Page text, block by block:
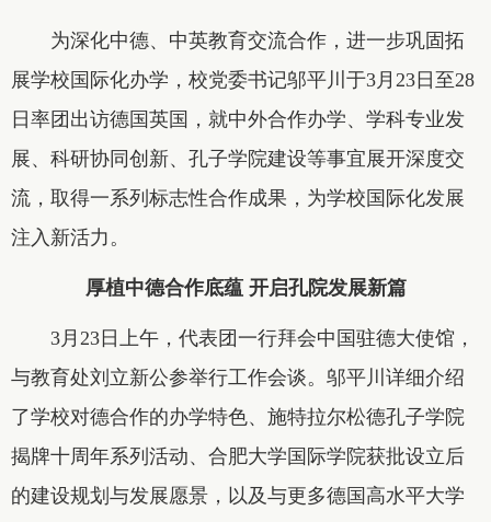
为深化中德、中英教育交流合作，进一步巩固拓
展学校国际化办学，校党委书记邬平川于3月23日至28
日率团出访德国英国，就中外合作办学、学科专业发
展、科研协同创新、孔子学院建设等事宜展开深度交
流，取得一系列标志性合作成果，为学校国际化发展
注入新活力。
厚植中德合作底蕴 开启孔院发展新篇
3月23日上午，代表团一行拜会中国驻德大使馆，
与教育处刘立新公参举行工作会谈。邬平川详细介绍
了学校对德合作的办学特色、施特拉尔松德孔子学院
揭牌十周年系列活动、合肥大学国际学院获批设立后
的建设规划与发展愿景，以及与更多德国高水平大学